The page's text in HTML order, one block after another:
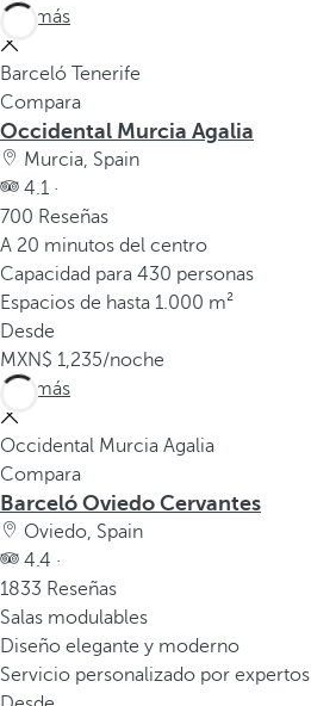
Ver más
Barceló Tenerife
Compara
Occidental Murcia Agalia
Murcia, Spain
4.1 ·
700 Reseñas
A 20 minutos del centro
Capacidad para 430 personas
Espacios de hasta 1.000 m²
Desde
1,235/noche
Ver más
Occidental Murcia Agalia
Compara
Barceló Oviedo Cervantes
Oviedo, Spain
4.4 ·
1833 Reseñas
Salas modulables
Diseño elegante y moderno
Servicio personalizado por expertos